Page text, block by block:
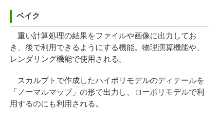
ベイク
重い計算処理の結果をファイルや画像に出力してお
き、後で利用できるようにする機能。物理演算機能や、
レンダリング機能で使用される。
スカルプトで作成したハイポリモデルのディテールを
「ノーマルマップ」の形で出力し、ローポリモデルで利
用するのにも利用される。